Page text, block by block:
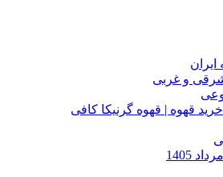
شرقی و غربی
قهوه | قهوه گرنیکا کافی